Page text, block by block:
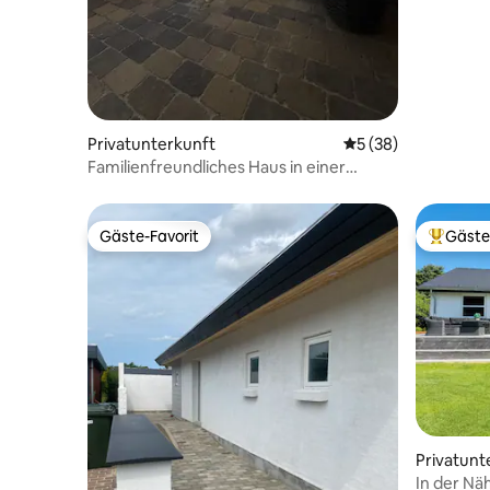
Privatunterkunft Durchschnittliche
5 (38)
Familienfreundliches Haus in einer
Gäste-Favorit
Gäste-Favorit
In der